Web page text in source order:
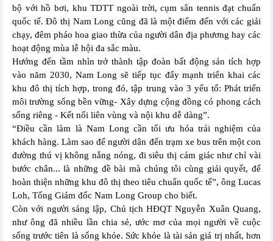
bộ với hồ bơi, khu TDTT ngoài trời, cụm sân tennis đạt chuẩn
quốc tế. Đô thị Nam Long cũng đã là một điểm đến với các giải
chạy, đêm pháo hoa giao thừa của người dân địa phương hay các
hoạt động mùa lễ hội đa sắc màu.
Hướng đến tầm nhìn trở thành tập đoàn bất động sản tích hợp
vào năm 2030, Nam Long sẽ tiếp tục đẩy mạnh triển khai các
khu đô thị tích hợp, trong đó, tập trung vào 3 yếu tố: Phát triển
môi trường sống bền vững- Xây dựng cộng đồng có phong cách
sống riêng - Kết nối liên vùng và nội khu dễ dàng”.
“Điều cần làm là Nam Long cần tối ưu hóa trải nghiệm của
khách hàng. Làm sao để người dân đến trạm xe bus trên một con
đường thú vị không nắng nóng, đi siêu thị cảm giác như chỉ vài
bước chân... là những đề bài mà chúng tôi cùng giải quyết, để
hoàn thiện những khu đô thị theo tiêu chuẩn quốc tế”, ông Lucas
Loh, Tổng Giám đốc Nam Long Group cho biết.
Còn với người sáng lập, Chủ tịch HĐQT Nguyễn Xuân Quang,
như ông đã nhiều lần chia sẻ, ước mơ của mọi người về cuộc
sống trước tiên là sống khỏe. Sức khỏe là tài sản giá trị nhất, hơn